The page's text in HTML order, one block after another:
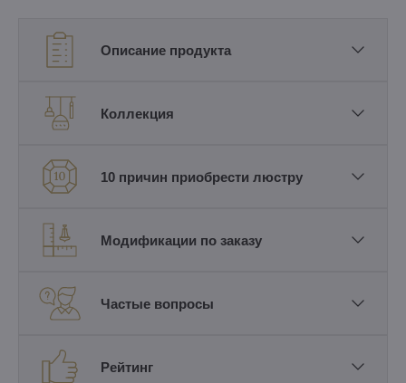
Описание продукта
Коллекция
10 причин приобрести люстру
Модификации по заказу
Частые вопросы
Рейтинг